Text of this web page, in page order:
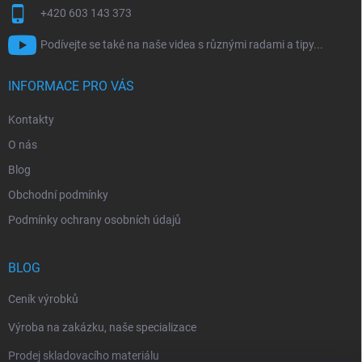
+420 603 143 373
Podívejte se také na naše videa s různými radami a tipy...
INFORMACE PRO VÁS
Kontakty
O nás
Blog
Obchodní podmínky
Podmínky ochrany osobních údajů
BLOG
Ceník výrobků
Výroba na zakázku, naše specializace
Prodej skladovacího materiálu